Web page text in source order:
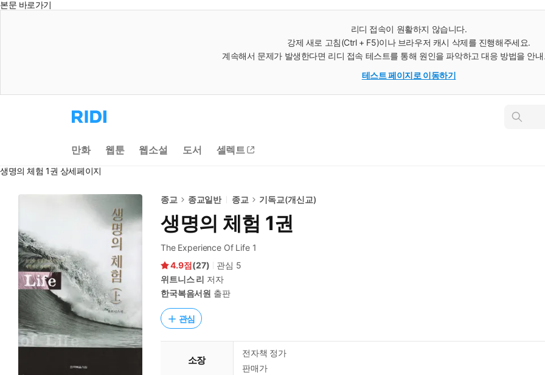
본문 바로가기
리디 접속이 원활하지 않습니다.
강제 새로 고침(Ctrl + F5)이나 브라우저 캐시 삭제를 진행해주세요.
계속해서 문제가 발생한다면 리디 접속 테스트를 통해 원인을 파악하고 대응 방법을 안
테스트 페이지로 이동하기
리
디
으
로
동
인
만화 웹툰 웹소설 도서 셀렉트
생명의 체험 1권 상세페이지
종교 종교일반 종교 기독교(개신교)
생명의 체험 1권
The Experience Of Life 1
4.9
(27) 관심 5
위트니스 리 저자
한국복음서원 출판
관심
소장
전자책 정가
판매가